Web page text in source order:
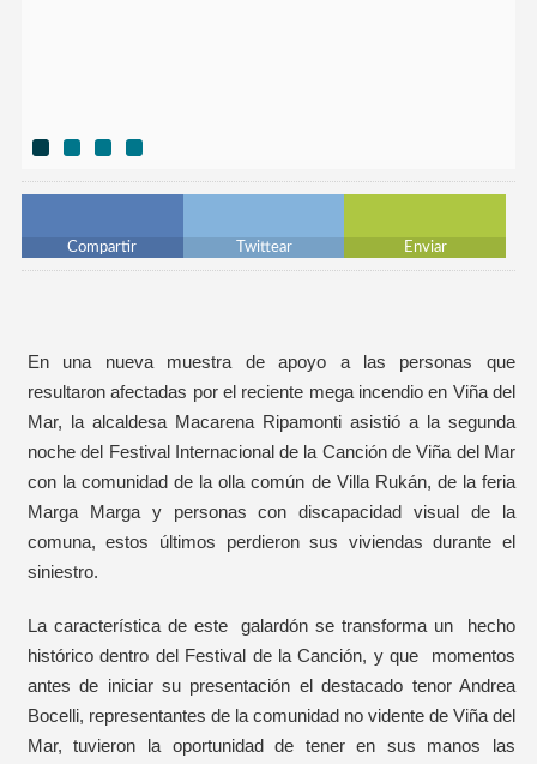
Compartir Twittear Enviar
En una nueva muestra de apoyo a las personas que
resultaron afectadas por el reciente mega incendio en Viña del
Mar, la alcaldesa Macarena Ripamonti asistió a la segunda
noche del Festival Internacional de la Canción de Viña del Mar
con la comunidad de la olla común de Villa Rukán, de la feria
Marga Marga y personas con discapacidad visual de la
comuna, estos últimos perdieron sus viviendas durante el
siniestro.
La característica de este galardón se transforma un hecho
histórico dentro del Festival de la Canción, y que momentos
antes de iniciar su presentación el destacado tenor Andrea
Bocelli, representantes de la comunidad no vidente de Viña del
Mar, tuvieron la oportunidad de tener en sus manos las